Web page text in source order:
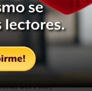
que
de la Mesa
fue “soberana”.
optó por la
los temas
Luna,
del PRD,